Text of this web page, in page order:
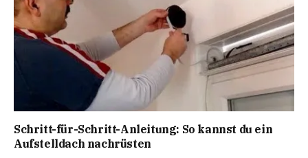
Schritt-für-Schritt-Anleitung: So kannst du ein
Aufstelldach nachrüsten